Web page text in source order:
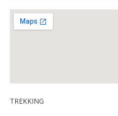
TREKKING